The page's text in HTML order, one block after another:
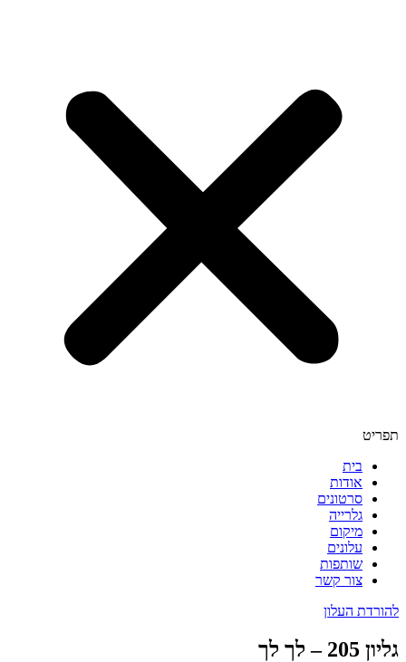
תפריט
בית
אודות
סרטונים
גלרייה
מיקום
עלונים
שותפות
צור קשר
להורדת העלון
גליון 205 – לך לך